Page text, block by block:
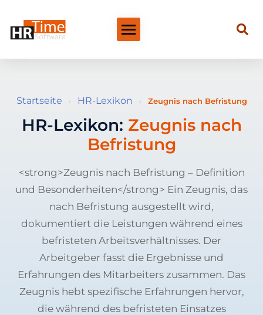
Startseite › HR-Lexikon › Zeugnis nach Befristung
HR-Lexikon: Zeugnis nach
Befristung
<strong>Zeugnis nach Befristung – Definition
und Besonderheiten</strong> Ein Zeugnis, das
nach Befristung ausgestellt wird,
dokumentiert die Leistungen während eines
befristeten Arbeitsverhältnisses. Der
Arbeitgeber fasst die Ergebnisse und
Erfahrungen des Mitarbeiters zusammen. Das
Zeugnis hebt spezifische Erfahrungen hervor,
die während des befristeten Einsatzes